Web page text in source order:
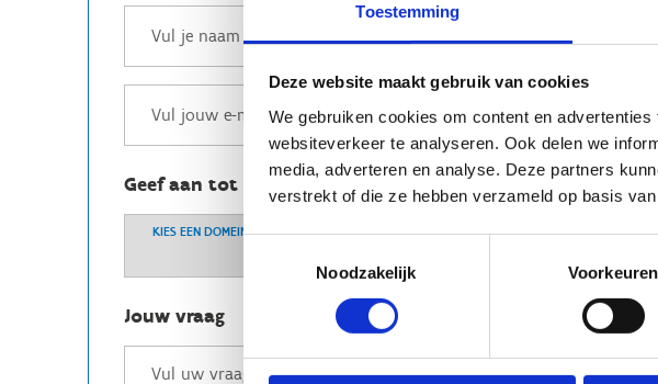
Toestemming
Deze website maakt gebruik van cookies
We gebruiken cookies om content en
websiteverkeer te analyseren. Ook delen we
media, adverteren en analyse. Deze partners
verstrekt of die ze hebben verzameld op basis
Noodzakelijk
Voorkeuren
Geef aan tot welk domein jouw vraag behoort
KIES EEN DOMEIN
Jouw vraag